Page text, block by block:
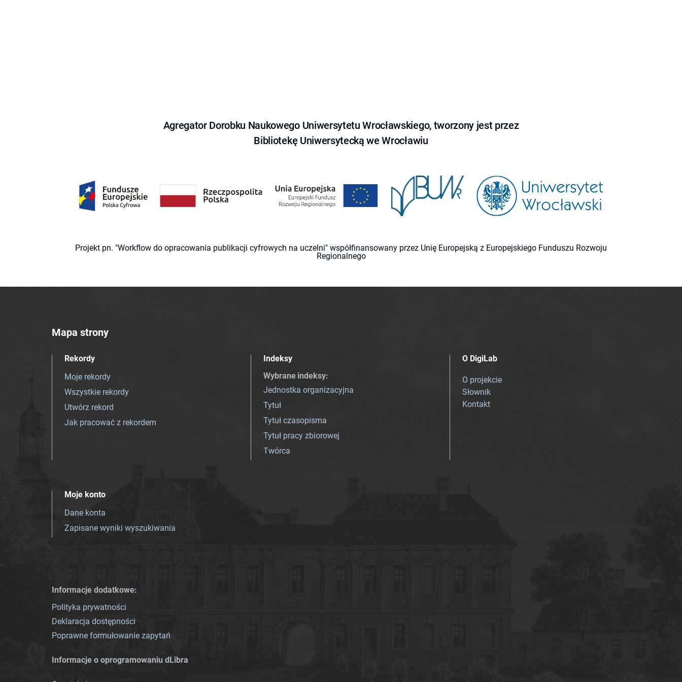
Agregator Dorobku Naukowego Uniwersytetu Wrocławskiego, tworzony jest przez
Bibliotekę Uniwersytecką we Wrocławiu
Projekt pn. "Workflow do opracowania publikacji cyfrowych na uczelni" współfinansowany przez Unię Europejską z Europejskiego Funduszu Rozwoju
Regionalnego
Mapa strony
Rekordy
Moje rekordy
Wszystkie rekordy
Utwórz rekord
Jak pracować z rekordem
Indeksy
Wybrane indeksy:
Jednostka organizacyjna
Tytuł
Tytuł czasopisma
Tytuł pracy zbiorowej
Twórca
O DigiLab
O projekcie
Słownik
Kontakt
Moje konto
Dane konta
Zapisane wyniki wyszukiwania
Informacje dodatkowe:
Polityka prywatności
Deklaracja dostępności
Poprawne formułowanie zapytań
Informacje o oprogramowaniu dLibra